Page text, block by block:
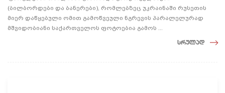
(ბილბორდები და ბანერები), რომლებზეც უკრაინაში რუსეთის
მიერ დაწყებული ომით გამოწვეული ნგრევის პარალელურად
მშვიდობიანი საქართველოს ფოტოებია გამოს ...
სრულად